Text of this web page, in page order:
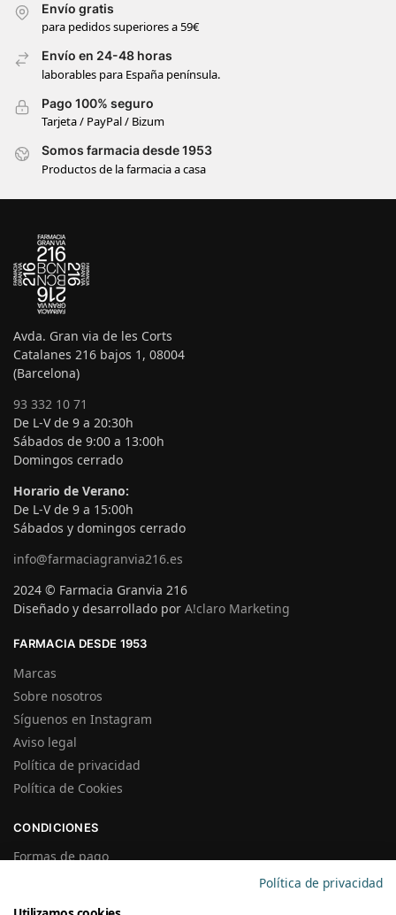
Envío gratis
para pedidos superiores a 59€
Envío en 24-48 horas
laborables para España península.
Pago 100% seguro
Tarjeta / PayPal / Bizum
Somos farmacia desde 1953
Productos de la farmacia a casa
Avda. Gran via de les Corts
Catalanes 216 bajos 1, 08004
(Barcelona)
93 332 10 71
De L-V de 9 a 20:30h
Sábados de 9:00 a 13:00h
Domingos cerrado
Horario de Verano:
De L-V de 9 a 15:00h
Sábados y domingos cerrado
info@farmaciagranvia216.es
2024 © Farmacia Granvia 216
Diseñado y desarrollado por A!claro Marketing
FARMACIA DESDE 1953
Marcas
Sobre nosotros
Síguenos en Instagram
Aviso legal
Política de privacidad
Política de Cookies
CONDICIONES
Formas de pago
Política de privacidad